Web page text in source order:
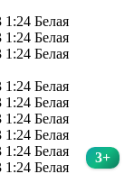
3+